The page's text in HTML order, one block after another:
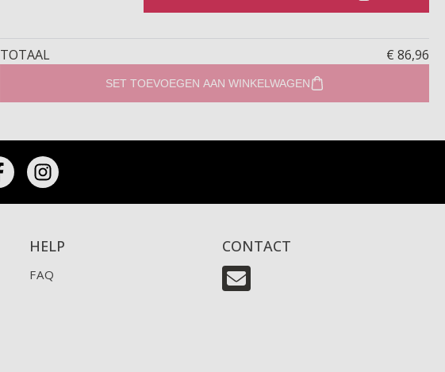
TOTAAL € 86,96
SET TOEVOEGEN AAN WINKELWAGEN
HELP
FAQ
CONTACT